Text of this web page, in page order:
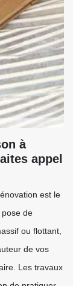
à
appel
est le
de
ou flottant,
de vos
Les travaux